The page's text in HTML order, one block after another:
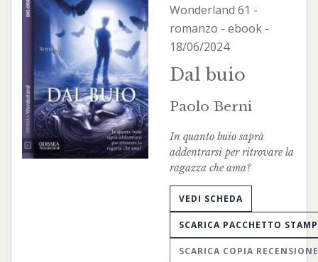
Wonderland 61 -
romanzo - ebook -
18/06/2024
Dal buio
Paolo Berni
In quanto buio saprà
addentrarsi per ritrovare la
ragazza che ama?
VEDI SCHEDA
SCARICA PACCHETTO
SCARICA COPIA RECENSIONE